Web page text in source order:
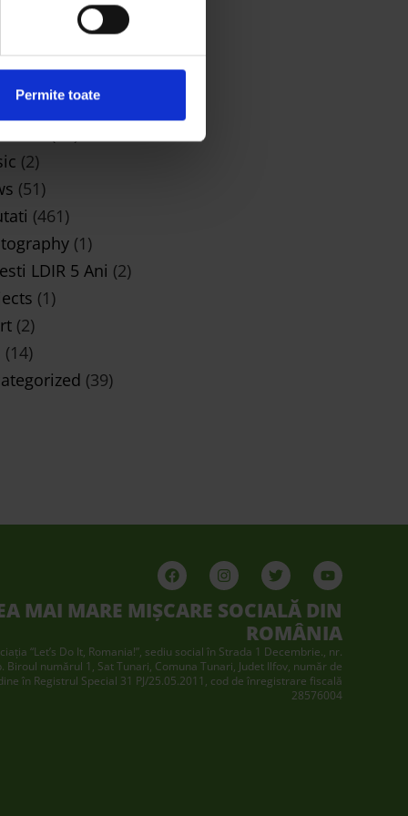
Permite toate
(3)
(2)
(51)
(461)
(1)
LDIR 5 Ani (2)
(1)
(2)
(14)
(39)
MAI MARE MIȘCARE SOCIALĂ DIN
ROMÂNIA
“Let’s Do It, Romania!”, sediu social în Strada 1 Decembrie., nr.
Biroul numărul 1, Sat Tunari, Comuna Tunari, Judet Ilfov, număr de
în Registrul Special 31 PJ/25.05.2011, cod de înregistrare fiscală
28576004